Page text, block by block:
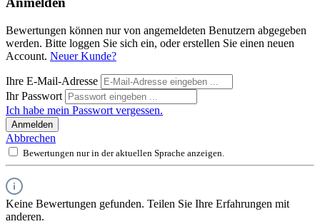
Bewertungen können nur von angemeldeten Benutzern abgegeben
werden. Bitte loggen Sie sich ein, oder erstellen Sie einen neuen
Account. Neuer Kunde?
Ihre E-Mail-Adresse
Ihr Passwort
Ich habe mein Passwort vergessen.
Anmelden
Abbrechen
Bewertungen nur in der aktuellen Sprache anzeigen.
Keine Bewertungen gefunden. Teilen Sie Ihre Erfahrungen mit
anderen.